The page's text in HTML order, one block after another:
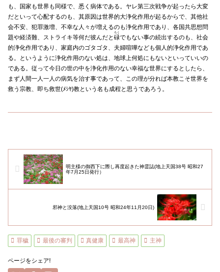
も、国家も世界も同様で、悉く病体である。ヤレ第三次戦争が起ったら大変
だといって心配するのも、其原因は世界的大浄化作用が起るからで、其他社
会不安、犯罪激増、不幸な人々が増えるのも浄化作用であり、各国共思想問
題や経済難、ストライキ等何だ彼んだと碌
ろく
でもない事の続出するのも、社会
的浄化作用であり、家庭内のゴタゴタ、夫婦喧嘩なども個人的浄化作用であ
る。というように浄化作用のない処は、地球上何処にもないといっていいの
である。従って今日の世の中を浄化作用のない幸福な世界にするとしたら、
まず人間一人一人の病気を治す事であって、この理が分れば本教こそ世界を
救う宗教、即ち救世(ﾒｼﾔ)教という名も成程と思うであろう。
明主様の御西下に際し再度起きた神霊誌(地上天国38号 昭和27
年7月25日発行）
邪神と没落(地上天国10号 昭和24年11月20日)
罪穢 最後の審判 真健康 最高神 主神
ページをシェア!